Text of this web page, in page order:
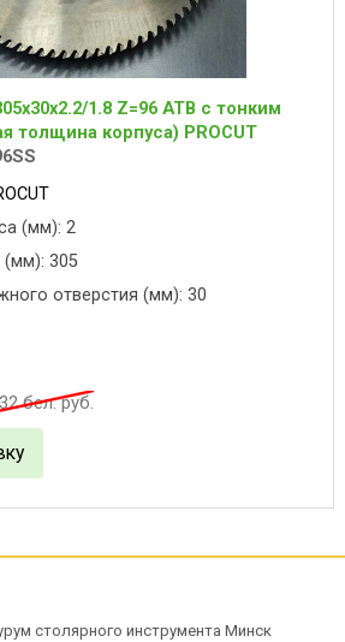
1.8 Z=96 ATB с тонким
толщина корпуса) PROCUT
(мм): 2
(мм): 305
отверстия (мм): 30
бел. руб.
столярного инструмента Минск